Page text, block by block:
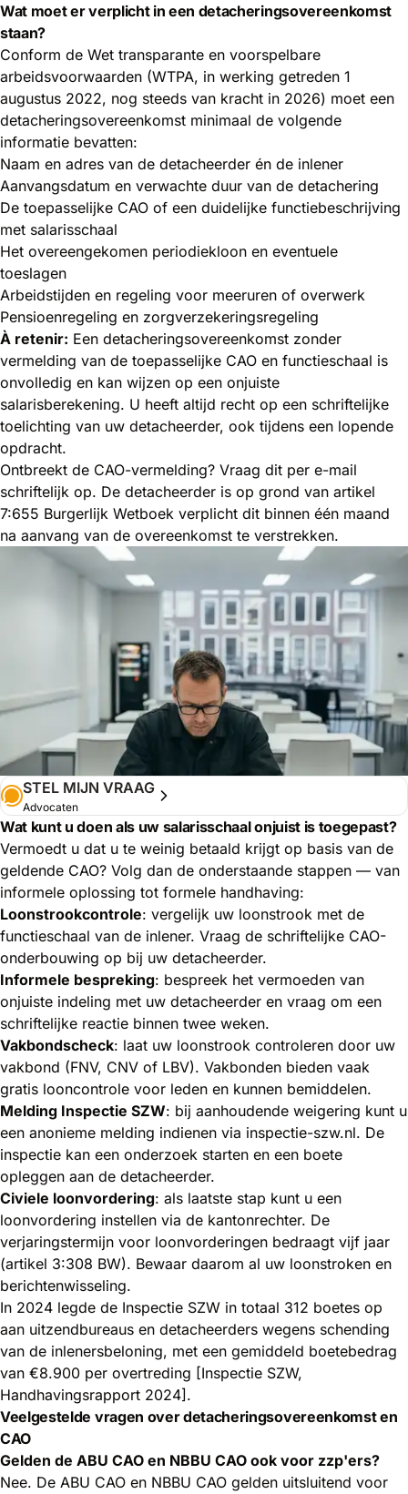
Wat moet er verplicht in een detacheringsovereenkomst
staan?
Conform de Wet transparante en voorspelbare
arbeidsvoorwaarden (WTPA, in werking getreden 1
augustus 2022, nog steeds van kracht in 2026) moet een
detacheringsovereenkomst minimaal de volgende
informatie bevatten:
Naam en adres van de detacheerder én de inlener
Aanvangsdatum en verwachte duur van de detachering
De toepasselijke CAO of een duidelijke functiebeschrijving
met salarisschaal
Het overeengekomen periodiekloon en eventuele
toeslagen
Arbeidstijden en regeling voor meeruren of overwerk
Pensioenregeling en zorgverzekeringsregeling
À retenir: Een detacheringsovereenkomst zonder
vermelding van de toepasselijke CAO en functieschaal is
onvolledig en kan wijzen op een onjuiste
salarisberekening. U heeft altijd recht op een schriftelijke
toelichting van uw detacheerder, ook tijdens een lopende
opdracht.
Ontbreekt de CAO-vermelding? Vraag dit per e-mail
schriftelijk op. De detacheerder is op grond van artikel
7:655 Burgerlijk Wetboek verplicht dit binnen één maand
na aanvang van de overeenkomst te verstrekken.
STEL MIJN VRAAG
Advocaten
Wat kunt u doen als uw salarisschaal onjuist is toegepast?
Vermoedt u dat u te weinig betaald krijgt op basis van de
geldende CAO? Volg dan de onderstaande stappen — van
informele oplossing tot formele handhaving:
Loonstrookcontrole: vergelijk uw loonstrook met de
functieschaal van de inlener. Vraag de schriftelijke CAO-
onderbouwing op bij uw detacheerder.
Informele bespreking: bespreek het vermoeden van
onjuiste indeling met uw detacheerder en vraag om een
schriftelijke reactie binnen twee weken.
Vakbondscheck: laat uw loonstrook controleren door uw
vakbond (FNV, CNV of LBV). Vakbonden bieden vaak
gratis looncontrole voor leden en kunnen bemiddelen.
Melding Inspectie SZW: bij aanhoudende weigering kunt u
een anonieme melding indienen via inspectie-szw.nl. De
inspectie kan een onderzoek starten en een boete
opleggen aan de detacheerder.
Civiele loonvordering: als laatste stap kunt u een
loonvordering instellen via de kantonrechter. De
verjaringstermijn voor loonvorderingen bedraagt vijf jaar
(artikel 3:308 BW). Bewaar daarom al uw loonstroken en
berichtenwisseling.
In 2024 legde de Inspectie SZW in totaal 312 boetes op
aan uitzendbureaus en detacheerders wegens schending
van de inlenersbeloning, met een gemiddeld boetebedrag
van €8.900 per overtreding [Inspectie SZW,
Handhavingsrapport 2024].
Veelgestelde vragen over detacheringsovereenkomst en
CAO
Gelden de ABU CAO en NBBU CAO ook voor zzp'ers?
Nee. De ABU CAO en NBBU CAO gelden uitsluitend voor